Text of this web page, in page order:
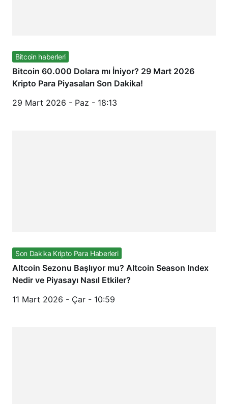
Bitcoin haberleri
Bitcoin 60.000 Dolara mı İniyor? 29 Mart 2026
Kripto Para Piyasaları Son Dakika!
29 Mart 2026 - Paz - 18:13
Son Dakika Kripto Para Haberleri
Altcoin Sezonu Başlıyor mu? Altcoin Season Index
Nedir ve Piyasayı Nasıl Etkiler?
11 Mart 2026 - Çar - 10:59